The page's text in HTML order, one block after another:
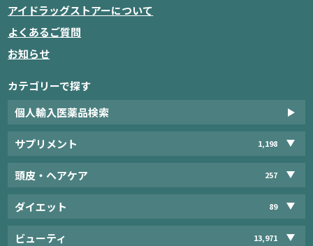
アイドラッグストアーについて
よくあるご質問
お知らせ
カテゴリーで探す
個人輸入医薬品検索
サプリメント 1,198
頭皮・ヘアケア 257
ダイエット 89
ビューティ 13,971